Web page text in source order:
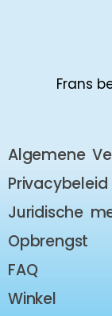
Frans
Algemene
Privacybeleid
Juridische
Opbrengst
FAQ
Winkel